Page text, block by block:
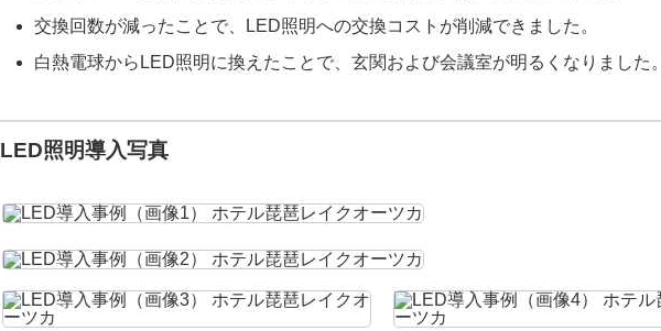
交換回数が減ったことで、LED照明への交換コストが削減できました。
白熱電球からLED照明に換えたことで、玄関および会議室が明るくなりました。
LED照明導入写真